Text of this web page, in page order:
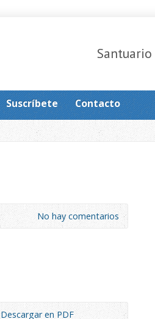
Suscríbete Contacto
No hay comentarios
Descargar en PDF